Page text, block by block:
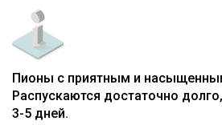
Пионы с приятным и
Распускаются достаточно
3-5 дней.